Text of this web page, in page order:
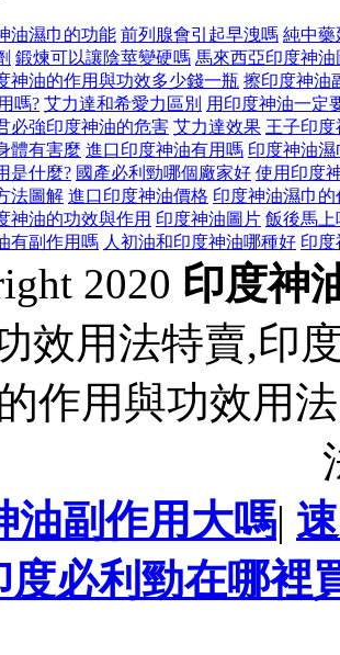
油濕巾的功能 前列腺會引起早洩嗎 純中藥
鍛煉可以讓陰莖變硬嗎 馬來西亞印度神油
神油的作用與功效多少錢一瓶 擦印度神油
嗎? 艾力達和希愛力區別 用印度神油一定
必強印度神油的危害 艾力達效果 王子印
體有害麼 進口印度神油有用嗎 印度神油
是什麼? 國產必利勁哪個廠家好 使用印度
法圖解 進口印度神油價格 印度神油濕巾
神油的功效與作用 印度神油圖片 飯後馬上
有副作用嗎 人初油和印度神油哪種好 印度
2020 印度神
效用法特賣,印
作用與功效用
油副作用大嗎|
度必利勁在哪裡